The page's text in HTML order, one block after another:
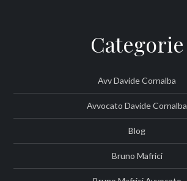
Categorie
Avv Davide Cornalba
Avvocato Davide Cornalba
Blog
Bruno Mafrici